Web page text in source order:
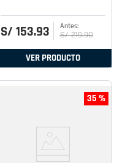
S/ 153.93 S/ 219.90
VER PRODUCTO
35 %